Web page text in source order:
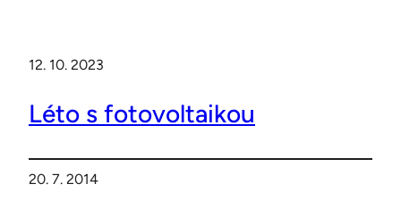
12. 10. 2023
Léto s fotovoltaikou
20. 7. 2014